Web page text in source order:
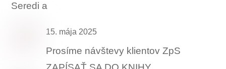
Seredi a
15. mája 2025
Prosíme návštevy klientov ZpS